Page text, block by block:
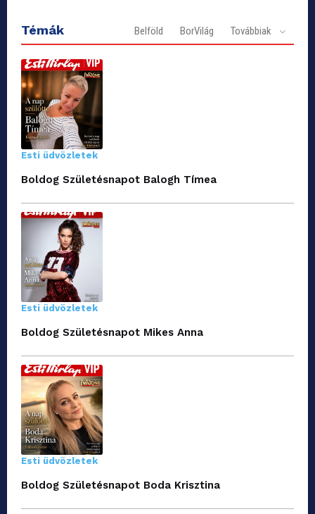
Témák Belföld BorVilág Továbbiak
Esti üdvözletek
Boldog Születésnapot Balogh Tímea
Esti üdvözletek
Boldog Születésnapot Mikes Anna
Esti üdvözletek
Boldog Születésnapot Boda Krisztina